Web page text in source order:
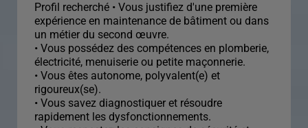
Profil recherché • Vous justifiez d'une première
expérience en maintenance de bâtiment ou dans
un métier du second œuvre.
• Vous possédez des compétences en plomberie,
électricité, menuiserie ou petite maçonnerie.
• Vous êtes autonome, polyvalent(e) et
rigoureux(se).
• Vous savez diagnostiquer et résoudre
rapidement les dysfonctionnements.